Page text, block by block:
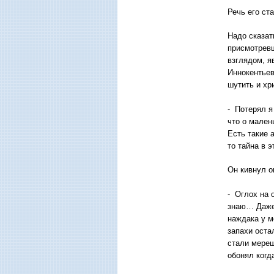
Речь его
Надо
взглядом,
шутить и
- Потерял я
что о
Есть такие
то тайна в
Он кивнул
- Оглох на
знаю… Даже
наждака у
запахи
стали
обонял